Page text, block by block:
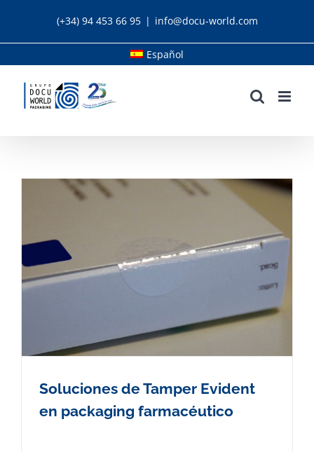
(+34) 94 453 66 95 | info@docu-world.com
Español
Soluciones de Tamper Evident en packaging
Soluciones de Tamper Evident
en packaging farmacéutico